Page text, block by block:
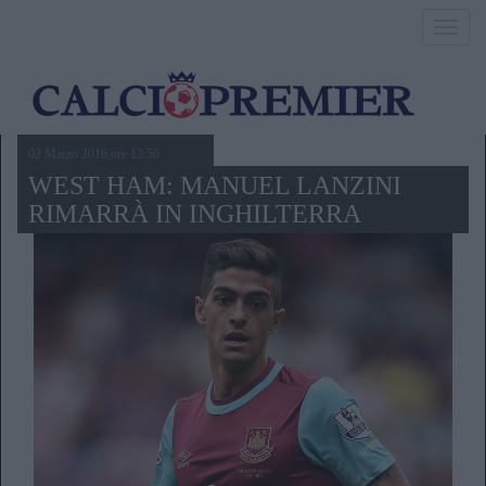
02 Marzo 2016,ore 13.56
WEST HAM: MANUEL LANZINI
RIMARRÀ IN INGHILTERRA